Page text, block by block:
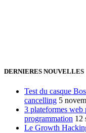
DERNIERES NOUVELLES
Test du casque
cancelling 5
3 plateformes
programmation 12
Le Growth